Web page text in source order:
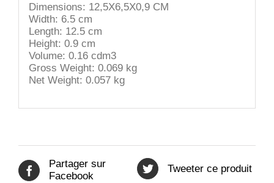
Dimensions: 12,5X6,5X0,9 CM
Width: 6.5 cm
Length: 12.5 cm
Height: 0.9 cm
Volume: 0.16 cdm3
Gross Weight: 0.069 kg
Net Weight: 0.057 kg
Partager sur
Facebook
Tweeter ce produit